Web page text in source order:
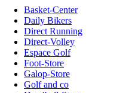
Basket-Center
Daily Bikers
Direct Running
Direct-Volley
Espace Golf
Foot-Store
Galop-Store
Golf and co